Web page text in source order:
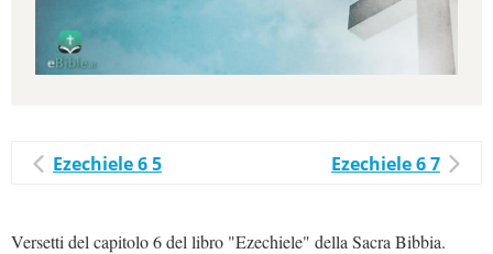
Ezechiele 6 5 Ezechiele 6 7
Versetti del capitolo 6 del libro "Ezechiele" della Sacra Bibbia.